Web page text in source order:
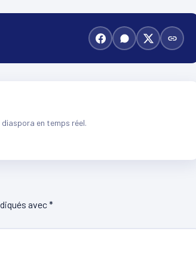
en temps réel.
avec*